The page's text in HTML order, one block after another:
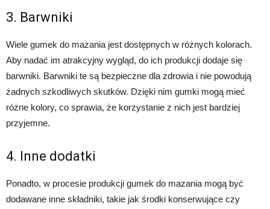
3. Barwniki
Wiele gumek do mazania jest dostępnych w różnych kolorach.
Aby nadać im atrakcyjny wygląd, do ich produkcji dodaje się
barwniki. Barwniki te są bezpieczne dla zdrowia i nie powodują
żadnych szkodliwych skutków. Dzięki nim gumki mogą mieć
różne kolory, co sprawia, że korzystanie z nich jest bardziej
przyjemne.
4. Inne dodatki
Ponadto, w procesie produkcji gumek do mazania mogą być
dodawane inne składniki, takie jak środki konserwujące czy